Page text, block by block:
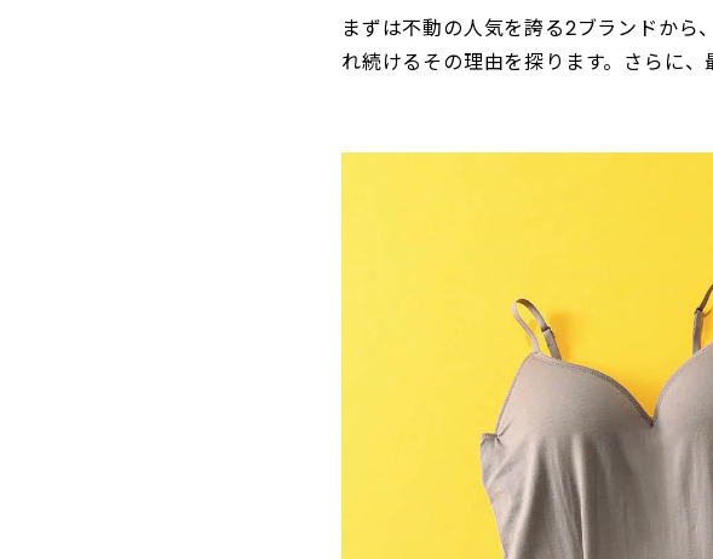
まずは不動の人気を誇る2ブランドから
れ続けるその理由を探ります。さらに